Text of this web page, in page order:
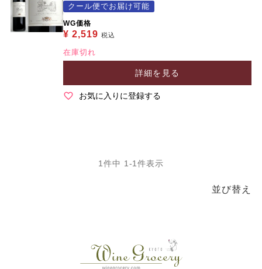
クール便でお届け可能
WG価格
¥ 2,519 税込
在庫切れ
詳細を見る
お気に入りに登録する
並び替え
1 件中 1 -1件表示